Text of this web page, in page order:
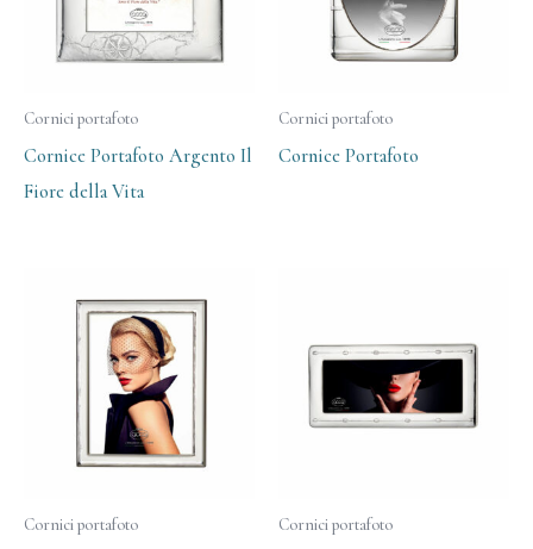
Cornici portafoto
Cornice Portafoto Argento Il
Fiore della Vita
Cornici portafoto
Cornice Portafoto
Cornici portafoto Cornici portafoto